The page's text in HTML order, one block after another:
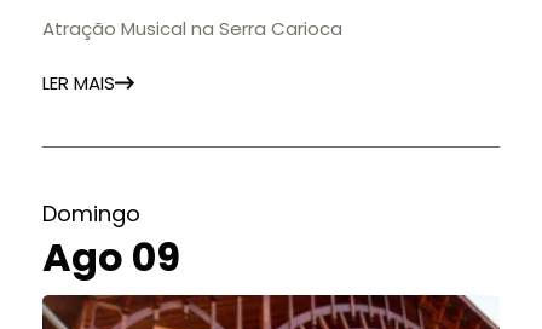
Atração Musical na Serra Carioca
LER MAIS
Domingo
Ago 09